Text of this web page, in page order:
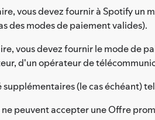
vous devez fournir à Spotify un
des modes de paiement valides).
vous devez fournir le mode de
d'un opérateur de
(le cas échéant)
peuvent accepter une Offre